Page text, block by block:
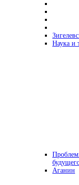
Наука и
Аганин